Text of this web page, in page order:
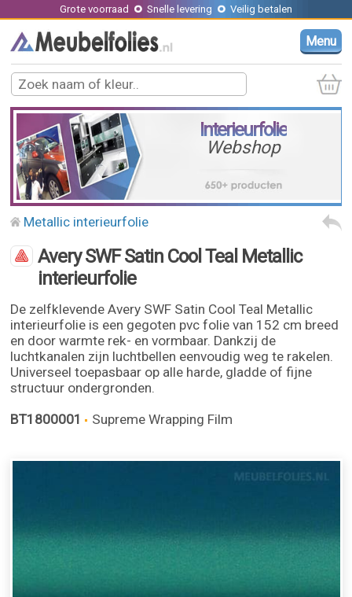
Grote voorraad Snelle levering Veilig betalen
Menu
Interieurfolie
Webshop
Metallic interieurfolie
Avery SWF Satin Cool Teal Metallic
interieurfolie
De zelfklevende Avery SWF Satin Cool Teal Metallic
interieurfolie is een gegoten pvc folie van 152 cm breed
en door warmte rek- en vormbaar. Dankzij de
luchtkanalen zijn luchtbellen eenvoudig weg te rakelen.
Universeel toepasbaar op alle harde, gladde of fijne
structuur ondergronden.
BT1800001
Supreme Wrapping Film